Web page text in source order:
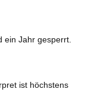
ein Jahr gesperrt.
ist höchstens